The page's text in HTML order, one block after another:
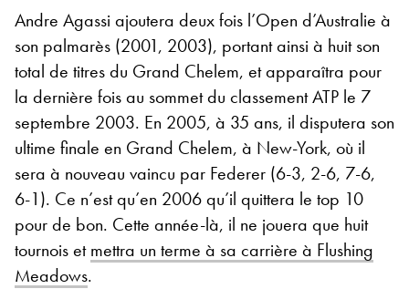
Andre Agassi ajoutera deux fois l’Open d’Australie à
son palmarès (2001, 2003), portant ainsi à huit son
total de titres du Grand Chelem, et apparaîtra pour
la dernière fois au sommet du classement ATP le 7
septembre 2003. En 2005, à 35 ans, il disputera son
ultime finale en Grand Chelem, à New-York, où il
sera à nouveau vaincu par Federer (6-3, 2-6, 7-6,
6-1). Ce n’est qu’en 2006 qu’il quittera le top 10
pour de bon. Cette année-là, il ne jouera que huit
tournois etmettra un terme à sa carrière à Flushing
Meadows.